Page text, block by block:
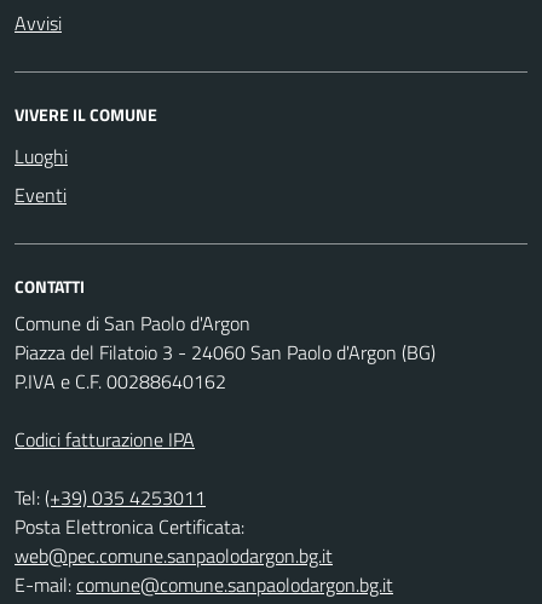
Avvisi
VIVERE IL COMUNE
Luoghi
Eventi
CONTATTI
Comune di San Paolo d'Argon
Piazza del Filatoio 3 - 24060 San Paolo d'Argon (BG)
P.IVA e C.F. 00288640162
Codici fatturazione IPA
Tel:(+39) 035 4253011
Posta Elettronica Certificata:
web@pec.comune.sanpaolodargon.bg.it
E-mail:comune@comune.sanpaolodargon.bg.it